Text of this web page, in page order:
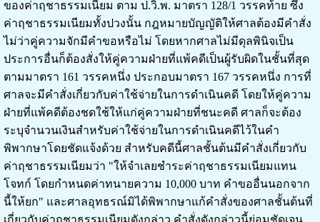
ของค่าฤชาธรรมเนียม ตาม ป.วิ.พ. มาตรา 128/1 วรรคท้าย ซึ่ง
ค่าฤชาธรรมเนียมทั้งปวงนั้น กฎหมายบัญญัติให้ศาลต้องมีคำสั่ง
ไม่ว่าคู่ความจักมีคำขอหรือไม่ โดยหากศาลไม่มีดุลพินิจเป็น
ประการอื่นก็ต้องสั่งให้คู่ความฝ่ายที่แพ้คดีเป็นผู้รับผิดในชั้นที่สุด
ตามมาตรา 161 วรรคหนึ่ง ประกอบมาตรา 167 วรรคหนึ่ง การที่
ศาลจะมีคำสั่งเกี่ยวกับค่าใช้จ่ายในการดำเนินคดี โดยให้คู่ความ
ฝ่ายที่แพ้คดีต้องชดใช้ให้แก่คู่ความฝ่ายที่ชนะคดี ศาลก็จะต้อง
ระบุจำนวนเงินสำหรับค่าใช้จ่ายในการดำเนินคดีไว้ในคำ
พิพากษาโดยชัดแจ้งด้วย สำหรับคดีนี้ศาลชั้นต้นมีคำสั่งเกี่ยวกับ
ค่าฤชาธรรมเนียมว่า "ให้จำเลยชำระค่าฤชาธรรมเนียมแทน
โจทก์ โดยกำหนดค่าทนายความ 10,000 บาท คำขออื่นนอกจาก
นี้ให้ยก" และศาลอุทธรณ์มิได้พิพากษาแก้คำสั่งของศาลชั้นต้นที่